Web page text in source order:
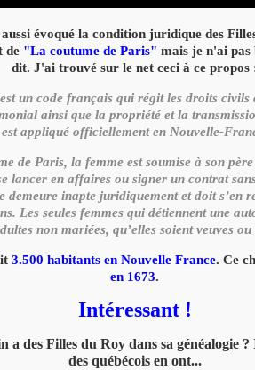
évoqué la condition juridique des
de "La coutume de Paris" mais je n'ai
dit. J'ai trouvé sur le net ceci à ce propos
un code français qui régit les droits civils
ainsi que la propriété et la
est appliqué officiellement en Nouvelle-
de Paris, la femme est soumise à son
lancer en affaires ou signer un contrat
demeure inapte juridiquement et doit s’en
Les seules femmes qui détiennent une
non mariées, qu’elles soient veuves
3.500 habitants en Nouvelle France. Ce
en 1673.
Intéressant !
a des Filles du Roy dans sa généalogie
des québécois en ont...